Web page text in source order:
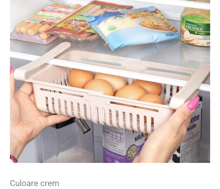
Culoare crem